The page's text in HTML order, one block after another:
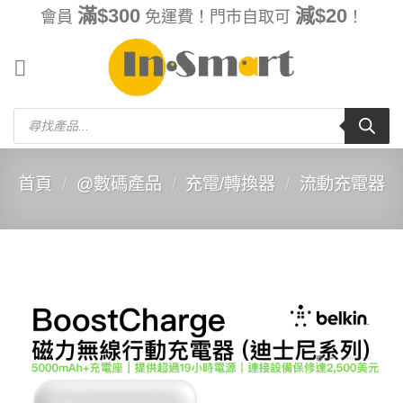
會員 滿$300免運費！門市自取可 減$20！
Products
search
首頁 / @數碼產品 / 充電/轉換器 / 流動充電器